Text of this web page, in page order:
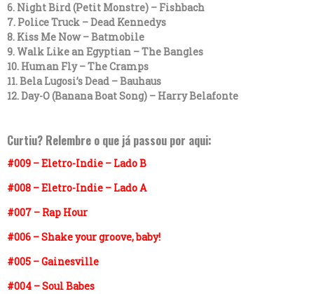
6. Night Bird (Petit Monstre) – Fishbach
7. Police Truck – Dead Kennedys
8. Kiss Me Now – Batmobile
9. Walk Like an Egyptian – The Bangles
10. Human Fly – The Cramps
11. Bela Lugosi’s Dead – Bauhaus
12. Day-O (Banana Boat Song) – Harry Belafonte
Curtiu? Relembre o que já passou por aqui:
#009 – Eletro-Indie – Lado B
#008 – Eletro-Indie – Lado A
#007 – Rap Hour
#006 – Shake your groove, baby!
#005 – Gainesville
#004 – Soul Babes